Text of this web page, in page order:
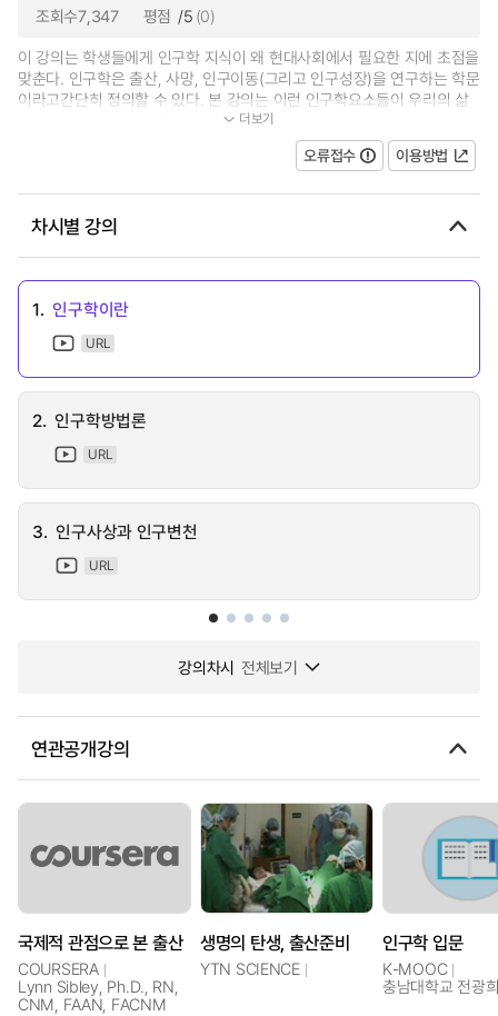
조회수7,347 평점 /5 (0)
이 강의는 학생들에게 인구학 지식이 왜 현대사회에서 필요한 지에 초점을
맞춘다. 인구학은 출산, 사망, 인구이동(그리고 인구성장)을 연구하는 학문
이라고간단히 정의할 수 있다. 본 강의는 이런 인구학요소들이 우리의 삶
과 어떻게 긴밀한 관계를 가지는... 더보기
오류접수 이용방법
차시별 강의
1. 인구학이란
URL
2. 인구학방법론
URL
3. 인구사상과 인구변천
URL
강의차시 전체보기
연관공개강의
국제적 관점으로 본 출산
COURSERA
Lynn Sibley, Ph.D., RN,
CNM, FAAN, FACNM
생명의 탄생, 출산준비
YTN SCIENCE
인구학 입문
K-MOOC
충남대학교 전광